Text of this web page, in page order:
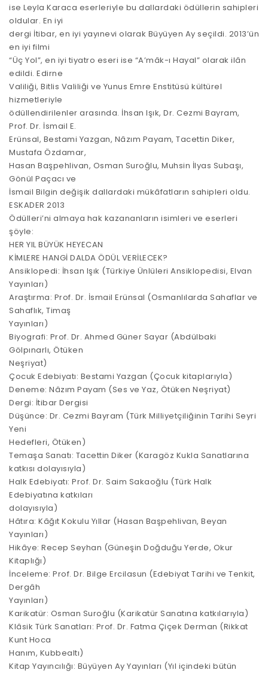
ise Leyla Karaca eserleriyle bu dallardaki ödüllerin sahipleri
oldular. En iyi
dergi İtibar, en iyi yayınevi olarak Büyüyen Ay seçildi. 2013’ün
en iyi filmi
“Üç Yol”, en iyi tiyatro eseri ise “A’mâk-ı Hayal” olarak ilân
edildi. Edirne
Valiliği, Bitlis Valiliği ve Yunus Emre Enstitüsü kültürel
hizmetleriyle
ödüllendirilenler arasında. İhsan Işık, Dr. Cezmi Bayram,
Prof. Dr. İsmail E.
Erünsal, Bestami Yazgan, Nâzım Payam, Tacettin Diker,
Mustafa Özdamar,
Hasan Başpehlivan, Osman Suroğlu, Muhsin İlyas Subaşı,
Gönül Paçacı ve
İsmail Bilgin değişik dallardaki mükâfatların sahipleri oldu.
ESKADER 2013
Ödülleri’ni almaya hak kazananların isimleri ve eserleri
şöyle:
HER YIL BÜYÜK HEYECAN
KİMLERE HANGİ DALDA ÖDÜL VERİLECEK?
Ansiklopedi: İhsan Işık (Türkiye Ünlüleri Ansiklopedisi, Elvan
Yayınları)
Araştırma: Prof. Dr. İsmail Erünsal (Osmanlılarda Sahaflar ve
Sahaflık, Timaş
Yayınları)
Biyografi: Prof. Dr. Ahmed Güner Sayar (Abdülbaki
Gölpınarlı, Ötüken
Neşriyat)
Çocuk Edebiyatı: Bestami Yazgan (Çocuk kitaplarıyla)
Deneme: Nâzım Payam (Ses ve Yaz, Ötüken Neşriyat)
Dergi: İtibar Dergisi
Düşünce: Dr. Cezmi Bayram (Türk Milliyetçiliğinin Tarihi Seyri
Yeni
Hedefleri, Ötüken)
Temaşa Sanatı: Tacettin Diker (Karagöz Kukla Sanatlarına
katkısı dolayısıyla)
Halk Edebiyatı: Prof. Dr. Saim Sakaoğlu (Türk Halk
Edebiyatına katkıları
dolayısıyla)
Hâtıra: Kâğıt Kokulu Yıllar (Hasan Başpehlivan, Beyan
Yayınları)
Hikâye: Recep Seyhan (Güneşin Doğduğu Yerde, Okur
Kitaplığı)
İnceleme: Prof. Dr. Bilge Ercilasun (Edebiyat Tarihi ve Tenkit,
Dergâh
Yayınları)
Karikatür: Osman Suroğlu (Karikatür Sanatına katkılarıyla)
Klâsik Türk Sanatları: Prof. Dr. Fatma Çiçek Derman (Rikkat
Kunt Hoca
Hanım, Kubbealtı)
Kitap Yayıncılığı: Büyüyen Ay Yayınları (Yıl içindeki bütün